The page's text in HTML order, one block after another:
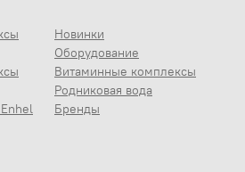
Новинки
Оборудование
Витаминные комплексы
Родниковая вода
Бренды